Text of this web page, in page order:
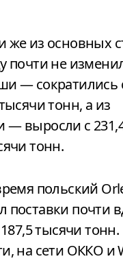
же из основных
почти не
— сократились
тонн, а из
— выросли с
тонн.
польский
поставки почти
тысячи тонн.
на сети ОККО и